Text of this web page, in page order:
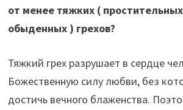
от менее тяжких (
обыденных ) грехов?
Тяжкий грех разрушает в сердце
Божественную силу любви, без
достичь вечного блаженства.